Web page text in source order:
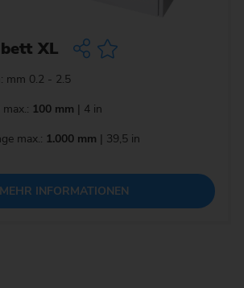
XL
mm 0.2 - 2.5
100 mm | 4 in
max.: 1.000 mm | 39,5 in
MEHR INFORMATIONEN